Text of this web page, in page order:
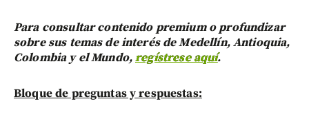
Para consultar contenido premium o profundizar
sobre sus temas de interés de Medellín, Antioquia,
Colombia y el Mundo,regístrese aquí.
Bloque de preguntas y respuestas: